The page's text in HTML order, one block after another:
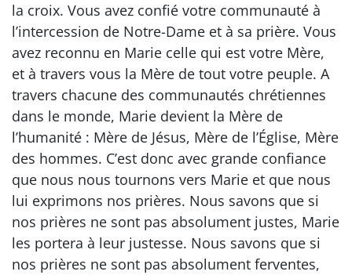
la croix. Vous avez confié votre communauté à
l’intercession de Notre-Dame et à sa prière. Vous
avez reconnu en Marie celle qui est votre Mère,
et à travers vous la Mère de tout votre peuple. A
travers chacune des communautés chrétiennes
dans le monde, Marie devient la Mère de
l’humanité : Mère de Jésus, Mère de l’Église, Mère
des hommes. C’est donc avec grande confiance
que nous nous tournons vers Marie et que nous
lui exprimons nos prières. Nous savons que si
nos prières ne sont pas absolument justes, Marie
les portera à leur justesse. Nous savons que si
nos prières ne sont pas absolument ferventes,